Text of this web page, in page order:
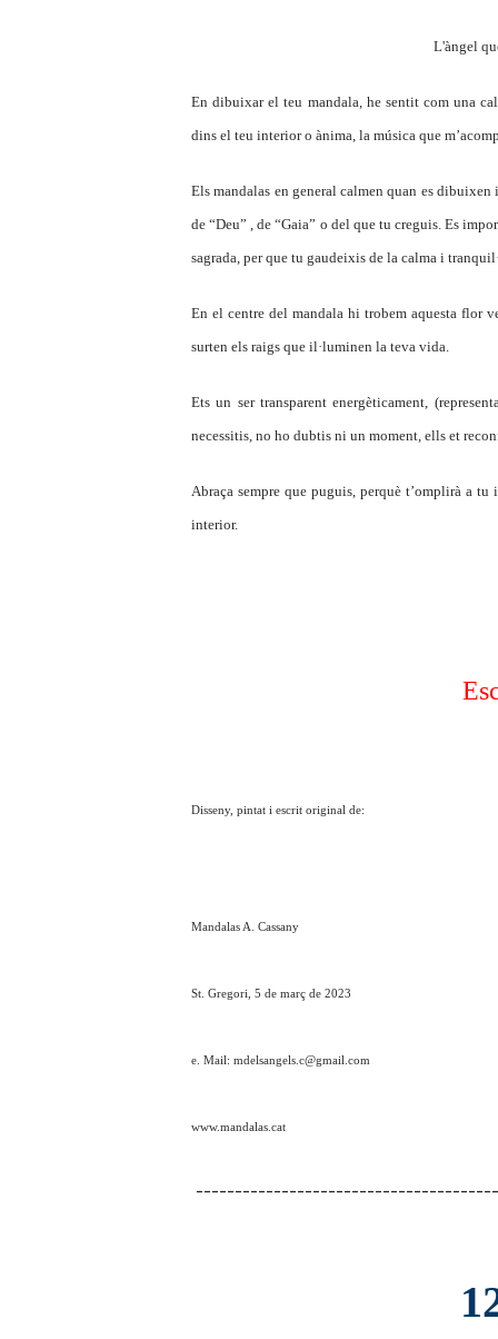
L'àngel
En dibuixar el teu mandala, he sentit com una
dins el teu interior o ànima, la música que
Els mandalas en general calmen quan es dibuixen
de “Deu” , de “Gaia” o del que tu creguis. Es
sagrada, per que tu gaudeixis de la calma i
En el centre del mandala hi trobem aquesta flor
surten els raigs que il·luminen la teva vida.
Ets un ser transparent energèticament,
necessitis, no ho dubtis ni un moment, ells et
Abraça sempre que puguis, perquè t’omplirà a
interior.
Disseny, pintat i escrit original de:
Mandalas A. Cassany
St. Gregori, 5 de març de 2023
e. Mail: mdelsangels.c@gmail.com
www.mandalas.cat